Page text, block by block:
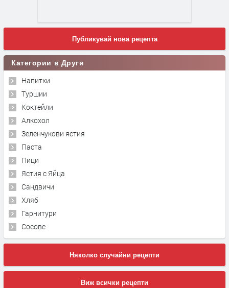
Публикувай нова рецепта
Категории в Други
Напитки
Туршии
Коктейли
Алкохол
Зеленчукови ястия
Паста
Пици
Ястия с Яйца
Сандвичи
Хляб
Гарнитури
Сосове
Няколко случайни рецепти
Виж всички рецепти